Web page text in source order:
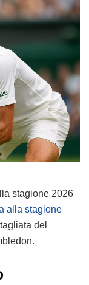
stagione 2026
alla stagione
del